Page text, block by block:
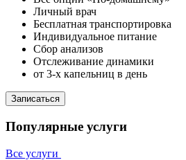
Личный врач
Бесплатная транспортировка
Индивидуальное питание
Сбор анализов
Отслеживание динамики
от 3-х капельниц в день
Записаться
Популярные услуги
Все услуги